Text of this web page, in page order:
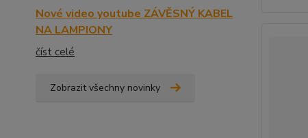
Nové video youtube ZÁVĚSNÝ KABEL
NA LAMPIONY
číst celé
Zobrazit všechny novinky